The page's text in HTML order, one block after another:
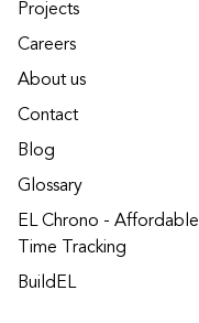
Projects
Careers
About us
Contact
Blog
Glossary
EL Chrono - Affordable
Time Tracking
BuildEL